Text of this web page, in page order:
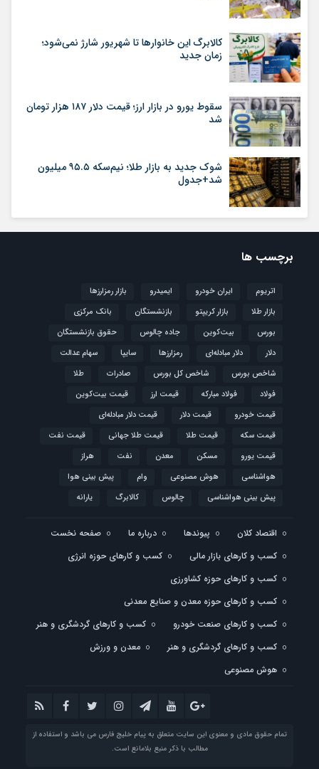
کالابرگ این خانوارها تا شهریور شارژ نمی‌شود؛
زمان جدید
سقوط یورو در بازار ارز؛ قیمت دلار ۱۸۷ هزار تومان
شد
شوک جدید به بازار طلا؛ نیم‌سکه ۹۵.۵ میلیون
شد+جدول
برچسب ها
اتریوم ایران خودرو ایمیدرو
بازار رمزارزها
بازار طلا
بازار کریپتو بازنشستگان
بانک مرکزی
بورس
بیت‌کوین جاده چالوس
حقوق بازنشستگان
دلار
دلار مبادله‌ای رمزارزها سایپا
سهام عدالت
شاخص بورس
شاخص کل بورس صادرات
طلا
فولاد
فولاد مبارکه قیمت ارز
قیمت بیت‌کوین
قیمت خودرو
قیمت دلار
قیمت دلار مبادله‌ای
قیمت سکه
قیمت طلا قیمت طلا جهانی
قیمت نفت
قیمت یورو
مسکن معدن نفت
هراز
هواشناسی
هوش مصنوعی وام
پیش بینی هوا
پیش بینی هواشناسی
چالوس کالابرگ یارانه
اقتصاد کلان پیوندها درباره ما
صفحه نخست
کسب و کارهای بازار مالی
کسب و کارهای حوزه انرژی
کسب و کارهای حوزه کشاورزی
کسب و کارهای حوزه معدن و صنایع معدنی
کسب و کارهای صنعت خودرو
کسب و کارهای گردشگری و هنر
کسب و کارهای گردشگری و هنر
معدن و ورزش
هوش مصنوعی
تمام حقوق مادی و معنوی این سایت متعلق به پیام خلیج فارس می باشد و استفاده از
مطالب با ذکر منبع بلامانع است.